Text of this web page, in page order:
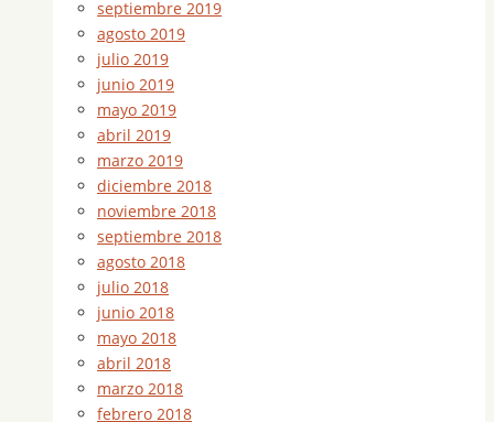
septiembre 2019
agosto 2019
julio 2019
junio 2019
mayo 2019
abril 2019
marzo 2019
diciembre 2018
noviembre 2018
septiembre 2018
agosto 2018
julio 2018
junio 2018
mayo 2018
abril 2018
marzo 2018
febrero 2018